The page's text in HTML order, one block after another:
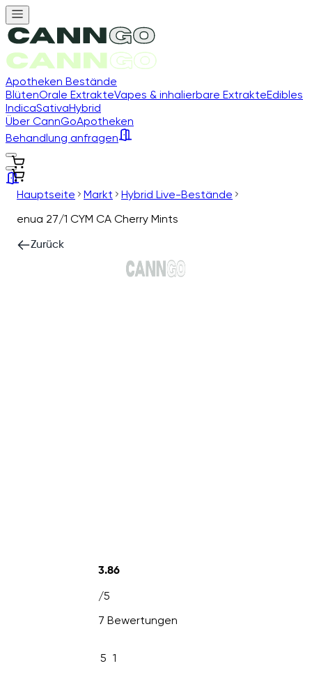
Apotheken Bestände
BlütenOrale ExtrakteVapes & inhalierbare ExtrakteEdibles
IndicaSativaHybrid
Über CannGoApotheken
Behandlung anfragen
Hauptseite Markt
Hybrid Live-Bestände
enua 27/1 CYM CA Cherry Mints
Zurück
3.86
/5
7 Bewertungen
5 1